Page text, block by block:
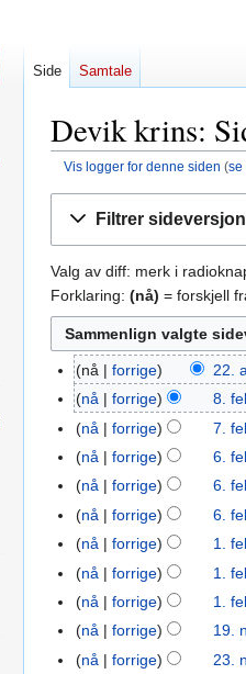
Devik krins:
Vis logger for denne siden (se
Filtrer
Valg av diff: merk i
Forklaring: (nå) = forskjell
22.
apr.
2025
nå forrige 22.
8.
feb.
2024
nå forrige 8.
7.
feb.
2024
nå forrige 7.
6.
feb.
2024
nå forrige 6.
I
g
e
n
r
e
nå
forrige 6.
I
g
e
n
r
e
nå
forrige 6.
1.
feb.
2024
nå forrige 1.
nå
forrige 1.
I
g
e
nå
forrige 1.
I
19.
nov.
nå forrige 19.
23.
nå forrige 23.
Side Samtale